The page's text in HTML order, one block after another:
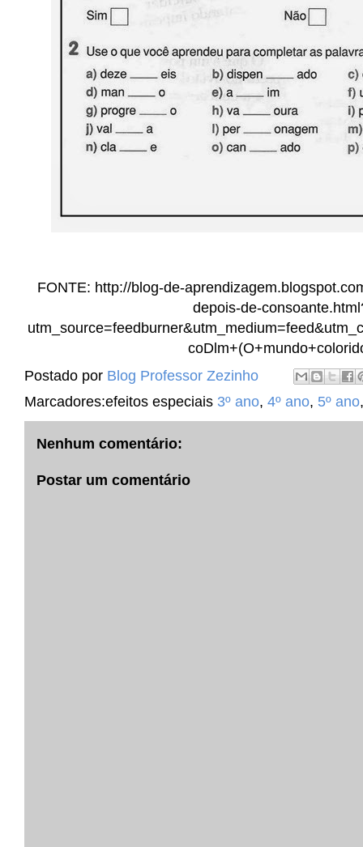
FONTE: http://blog-de-
depois-de-
Postado por Blog Professor Zezinho
Marcadores:efeitos especiais 3º ano, 4º ano, 5º ano
Nenhum comentário:
Postar um comentário